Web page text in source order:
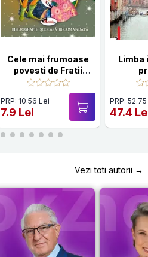
Cele mai frumoase
povesti de Fratii
Grimm
PRP: 10.56 Lei
7.9 Lei
Limba
PRP:
47.4
Vezi toti autorii →